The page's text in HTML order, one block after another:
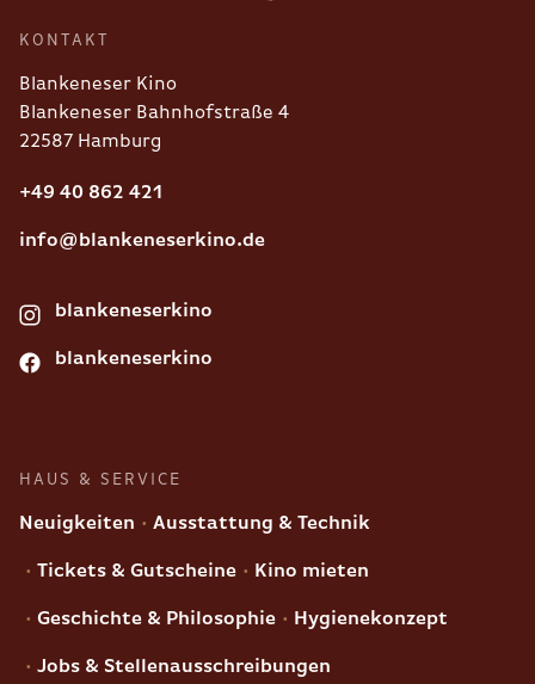
KONTAKT
Blankeneser Kino
Blankeneser Bahnhofstraße 4
22587 Hamburg
+49 40 862 421
info@blankeneserkino.de
blankeneserkino
blankeneserkino
HAUS & SERVICE
Neuigkeiten Ausstattung & Technik
Tickets & Gutscheine Kino mieten
Geschichte & Philosophie Hygienekonzept
Jobs & Stellenausschreibungen